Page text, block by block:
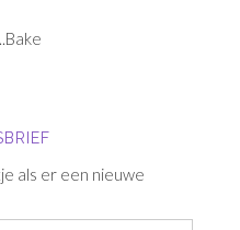
als er een nieuwe